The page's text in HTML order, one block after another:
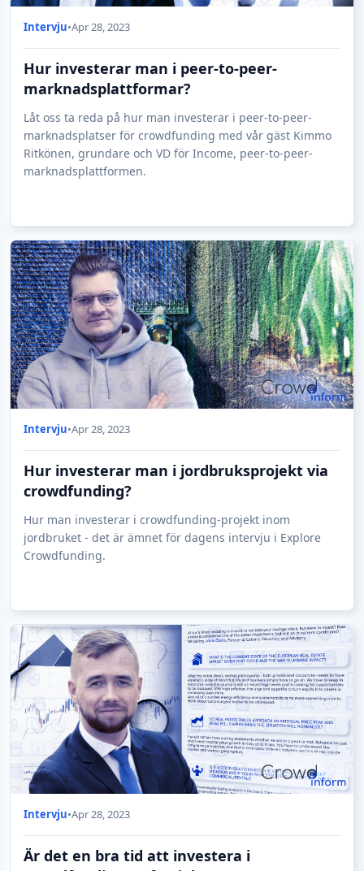
Intervju•Apr 28, 2023
Hur investerar man i peer-to-peer-
marknadsplattformar?
Låt oss ta reda på hur man investerar i peer-to-peer-
marknadsplatser för crowdfunding med vår gäst Kimmo
Ritkönen, grundare och VD för Income, peer-to-peer-
marknadsplattformen.
Intervju•Apr 28, 2023
Hur investerar man i jordbruksprojekt via
crowdfunding?
Hur man investerar i crowdfunding-projekt inom
jordbruket - det är ämnet för dagens intervju i Explore
Crowdfunding.
Intervju•Apr 28, 2023
Är det en bra tid att investera i